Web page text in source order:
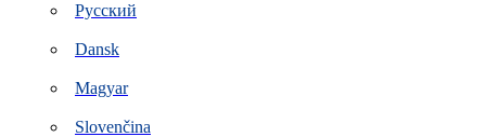
Русский
Dansk
Magyar
Slovenčina